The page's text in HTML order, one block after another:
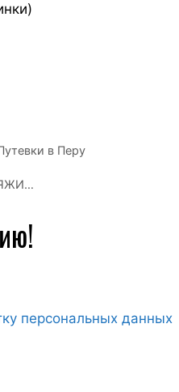
в Перу
персональных данных